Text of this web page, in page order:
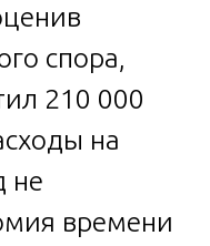
спора,
210 000
на
не
времени